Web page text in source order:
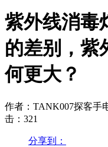
紫外线消毒
的差别，紫
何更大？
作者：TANK007探客手
击：321
分享到：